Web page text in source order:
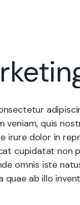
veniam, quis
irure dolor in
cupidatat non
omnis iste
quae ab illo